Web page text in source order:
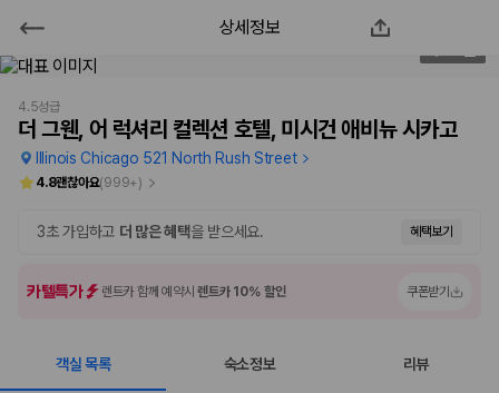
더 그웬, 어 럭셔리 컬렉션 호텔, 미시
건 애비뉴 시카고
2000만 이용고객이 선택한 제주 렌트카 가격비교 플랫폼
상세정보
4.5성급
더 그웬, 어 럭셔리 컬렉션 호텔, 미시건 애비뉴 시카고
Illinois Chicago 521 North Rush Street
4.8괜찮아요(999+)
3초 가입하고 더 많은 혜택을 받으세요. 혜택보기
카텔특가 렌트카 함께 예약시렌트카 10% 할인 쿠폰받기
객실 목록 숙소정보 리뷰